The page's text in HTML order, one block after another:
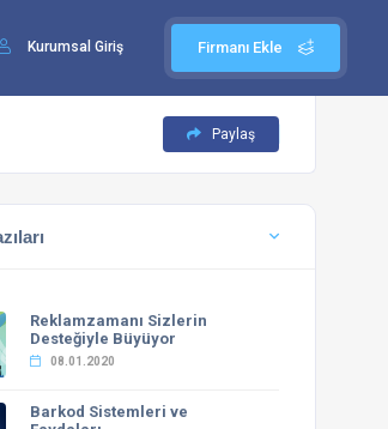
Firmanı Ekle
Kurumsal Giriş
Paylaş
Reklamzamanı Sizlerin
Desteğiyle Büyüyor
08.01.2020
Barkod Sistemleri ve